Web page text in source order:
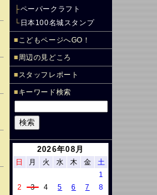
├ペーパークラフト
└ 日本100名城スタンプ
■こどもページへGO！
■周辺の見どころ
■スタッフレポート
■キーワード検索
2026年08月
日 月 火 水 木 金
土
1
2
3 4 5 6 7
8